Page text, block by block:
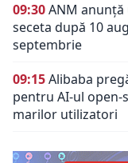
09:30ANM
seceta după 10
septembrie
09:15Alibaba
pentru AI-ul open-
marilor utilizatori